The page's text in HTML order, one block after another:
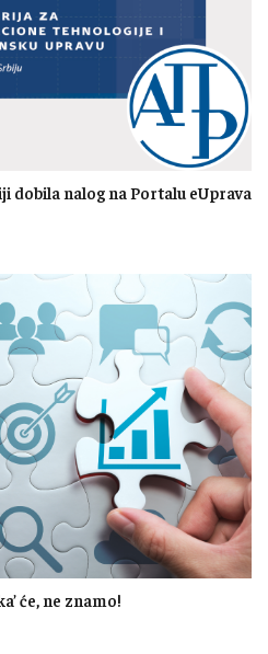
dobila nalog na Portalu eUprava
će, ne znamo!